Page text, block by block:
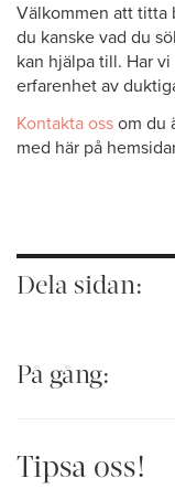
Välkommen att titta
du kanske vad du
kan hjälpa till. Har
erfarenhet av
Kontakta oss om du
med här på
Dela sidan:
På gång:
Tipsa oss!